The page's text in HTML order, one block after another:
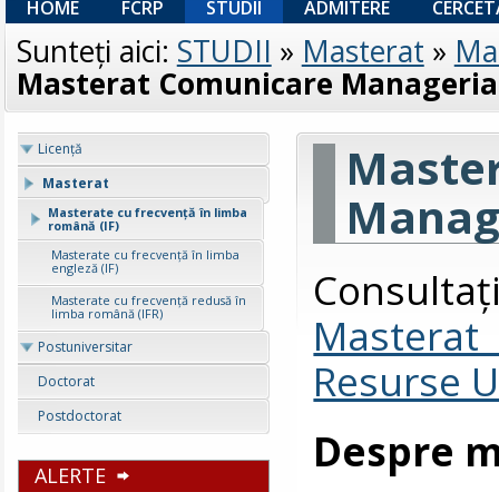
HOME FCRP STUDII ADMITERE
Sunteţi aici: STUDII » Masterat »
Masterat Comunicare
Licenţă
Masterat
Masterate cu frecvență în limba
română (IF)
Masterate cu frecvență în limba
engleză (IF)
Masterate cu frecvență redusă în
limba română (IFR)
Postuniversitar
Doctorat
Postdoctorat
ALERTE
Resurse
Despre